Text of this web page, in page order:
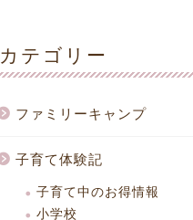
カテゴリー
ファミリーキャンプ
子育て体験記
子育て中のお得情報
小学校